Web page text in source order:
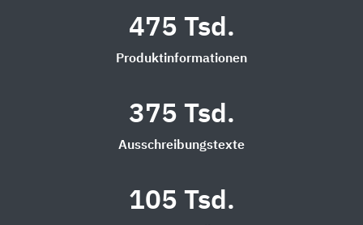
475 Tsd.
Produktinformationen
375 Tsd.
Ausschreibungstexte
105 Tsd.